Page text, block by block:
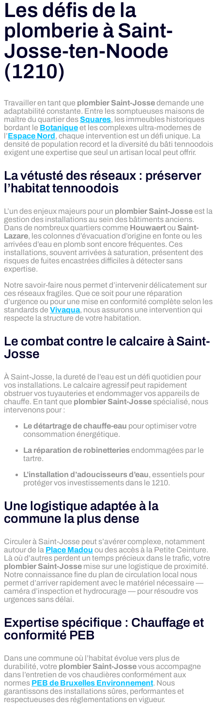
Les défis de la
plomberie à Saint-
Josse-ten-Noode
(1210)
Travailler en tant que plombier Saint-Jossedemande une
adaptabilité constante. Entre les somptueuses maisons de
maître du quartier desSquares, les immeubles historiques
bordant le Botaniqueet les complexes ultra-modernes de
l’Espace Nord, chaque intervention est un défi unique. La
densité de population record et la diversité du bâti tennoodois
exigent une expertise que seul un artisan local peut offrir.
La vétusté des réseaux : préserver
l’habitat tennoodois
L’un des enjeux majeurs pour un plombier Saint-Josseest la
gestion des installations au sein des bâtiments anciens.
Dans de nombreux quartiers comme Houwaertou Saint-
Lazare, les colonnes d’évacuation d’origine en fonte ou les
arrivées d’eau en plomb sont encore fréquentes. Ces
installations, souvent arrivées à saturation, présentent des
risques de fuites encastrées difficiles à détecter sans
expertise.
Notre savoir-faire nous permet d’intervenir délicatement sur
ces réseaux fragiles. Que ce soit pour une réparation
d’urgence ou pour une mise en conformité complète selon les
standards de Vivaqua, nous assurons une intervention qui
respecte la structure de votre habitation.
Le combat contre le calcaire à Saint-
Josse
À Saint-Josse, la dureté de l’eau est un défi quotidien pour
vos installations. Le calcaire agressif peut rapidement
obstruer vos tuyauteries et endommager vos appareils de
chauffe. En tant que plombier Saint-Jossespécialisé, nous
intervenons pour :
Le détartrage de chauffe-eau pour optimiser votre
consommation énergétique.
La réparation de robinetteriesendommagées par le
tartre.
L’installation d’adoucisseurs d’eau, essentiels pour
protéger vos investissements dans le 1210.
Une logistique adaptée à la
commune la plus dense
Circuler à Saint-Josse peut s’avérer complexe, notamment
autour de la Place Madou ou des accès à la Petite Ceinture.
Là où d’autres perdent un temps précieux dans le trafic, votre
plombier Saint-Josse mise sur une logistique de proximité.
Notre connaissance fine du plan de circulation local nous
permet d’arriver rapidement avec le matériel nécessaire —
caméra d’inspection et hydrocurage — pour résoudre vos
urgences sans délai.
Expertise spécifique : Chauffage et
conformité PEB
Dans une commune où l’habitat évolue vers plus de
durabilité, votre plombier Saint-Jossevous accompagne
dans l’entretien de vos chaudières conformément aux
normes PEB de Bruxelles Environnement. Nous
garantissons des installations sûres, performantes et
respectueuses des réglementations en vigueur.